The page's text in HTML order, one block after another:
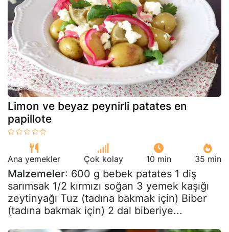
Limon ve beyaz peynirli patates en
papillote
Ana yemekler Çok kolay 10 min 35 min
Malzemeler: 600 g bebek patates 1 diş
sarımsak 1/2 kırmızı soğan 3 yemek kaşığı
zeytinyağı Tuz (tadına bakmak için) Biber
(tadına bakmak için) 2 dal biberiye...